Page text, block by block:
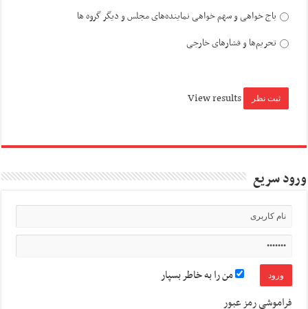
باج خواهی و سهم خواهی نماینده‌های مجلس و دیگر گروه ها
تحریم‌ها و فشارهای خارجی
View results
ورود سریع
من را به خاطر بسپار
فراموشی رمز عبور